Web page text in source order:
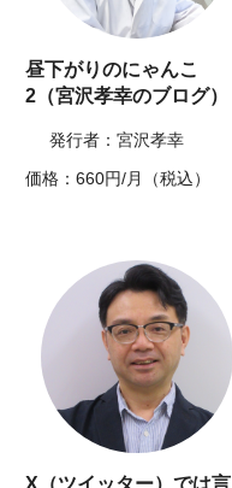
昼下がりのにゃんこ
2（宮沢孝幸のブログ）
発行者：宮沢孝幸
価格：660円/月（税込）